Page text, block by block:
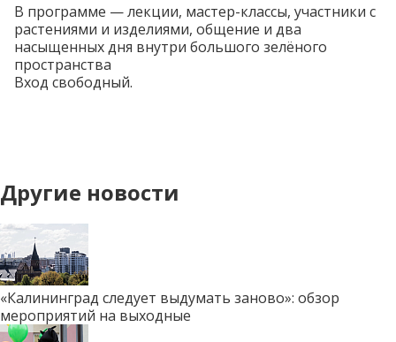
В программе — лекции, мастер-классы, участники с
растениями и изделиями, общение и два
насыщенных дня внутри большого зелёного
пространства
Вход свободный.
Другие новости
«Калининград следует выдумать заново»: обзор
мероприятий на выходные